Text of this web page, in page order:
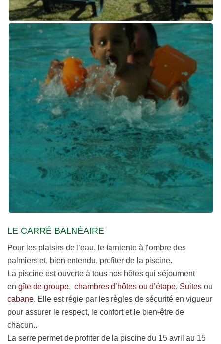
LE CARRÉ BALNÉAIRE
Pour les plaisirs de l’eau, le farniente à l’ombre des
palmiers et, bien entendu, profiter de la piscine.
La piscine est ouverte à tous nos hôtes qui séjournent
en gîte de groupe, chambres d’hôtes ou d’étape, Suites ou
cabane. Elle est régie par les règles de sécurité en vigueur
pour assurer le respect, le confort et le bien-être de
chacun..
La serre permet de profiter de la piscine du 15 avril au 15